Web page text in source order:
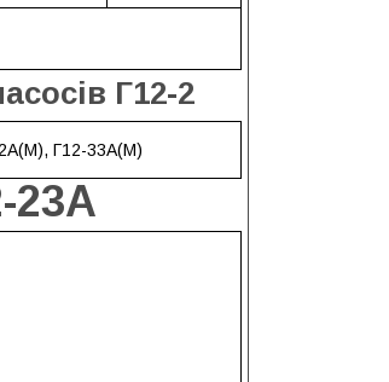
Г12-2
23А